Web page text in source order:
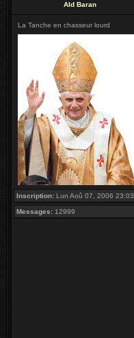
Ald Baran
La Tanche en chasseur lourd
Inscription: Lun Aoû 07, 2006 23:03
Messages: 12999